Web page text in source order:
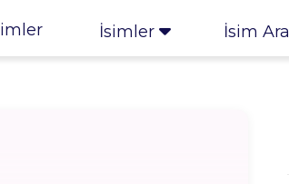
İsimler İsim Ara